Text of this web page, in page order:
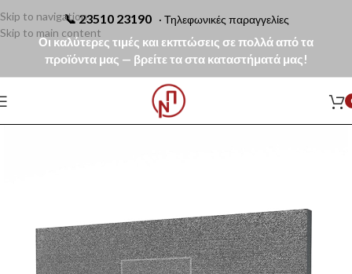
📞23510 23190 · Τηλεφωνικές παραγγελίες
Οι καλύτερες τιμές και εκπτώσεις σε πολλά από τα
προϊόντα μας — βρείτε τα στα καταστήματά μας!
Skip to navigation
Skip to main content